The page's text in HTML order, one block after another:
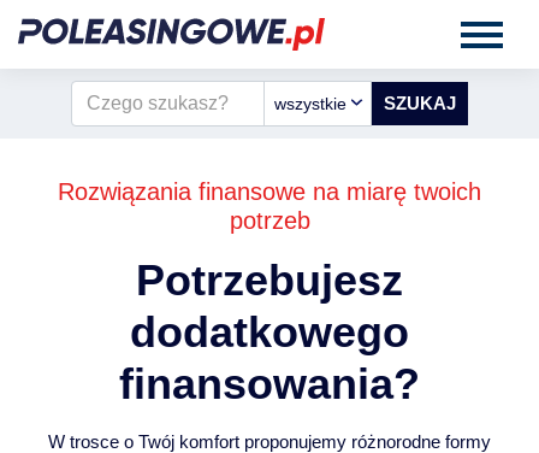
wszystkie
Rozwiązania finansowe na miarę twoich
potrzeb
Potrzebujesz
dodatkowego
finansowania?
W trosce o Twój komfort proponujemy różnorodne formy